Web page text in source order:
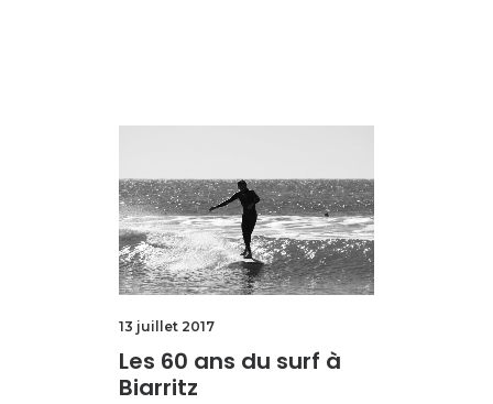
13 juillet 2017
Les 60 ans du surf à
Biarritz